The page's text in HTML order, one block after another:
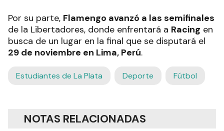
Por su parte, Flamengo avanzó a las semifinales
de la Libertadores, donde enfrentará a Racing en
busca de un lugar en la final que se disputará el
29 de noviembre en Lima, Perú.
Estudiantes de La Plata Deporte Fútbol
NOTAS RELACIONADAS